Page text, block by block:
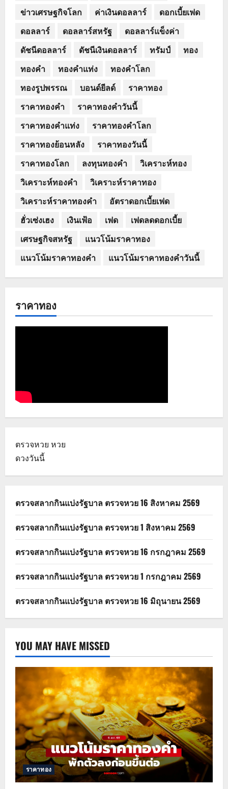
ข่าวเศรษฐกิจโลก
ค่าเงินดอลลาร์
ดอกเบี้ยเฟด
ดอลลาร์
ดอลลาร์สหรัฐ
ดอลลาร์แข็งค่า
ดัชนีดอลลาร์
ดัชนีเงินดอลลาร์ ทรัมป์
ทอง
ทองคำ
ทองคำแท่ง
ทองคำโลก
ทองรูปพรรณ
บอนด์ยีลด์
ราคาทอง
ราคาทองคำ
ราคาทองคำวันนี้
ราคาทองคำแท่ง
ราคาทองคำโลก
ราคาทองย้อนหลัง
ราคาทองวันนี้
ราคาทองโลก
ลงทุนทองคำ
วิเคราะห์ทอง
วิเคราะห์ทองคำ
วิเคราะห์ราคาทอง
วิเคราะห์ราคาทองคำ
อัตราดอกเบี้ยเฟด
ฮั่วเซ่งเฮง
เงินเฟ้อ เฟด
เฟดลดดอกเบี้ย
เศรษฐกิจสหรัฐ
แนวโน้มราคาทอง
แนวโน้มราคาทองคำ
แนวโน้มราคาทองคำวันนี้
ราคาทอง
ตรวจหวย หวย
ดวงวันนี้
ตรวจสลากกินแบ่งรัฐบาล ตรวจหวย 16 สิงหาคม 2569
ตรวจสลากกินแบ่งรัฐบาล ตรวจหวย 1 สิงหาคม 2569
ตรวจสลากกินแบ่งรัฐบาล ตรวจหวย 16 กรกฎาคม 2569
ตรวจสลากกินแบ่งรัฐบาล ตรวจหวย 1 กรกฎาคม 2569
ตรวจสลากกินแบ่งรัฐบาล ตรวจหวย 16 มิถุนายน 2569
YOU MAY HAVE MISSED
ราคาทอง